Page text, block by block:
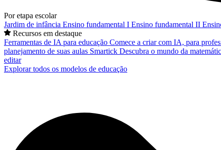
Por etapa escolar
Jardim de infância Ensino fundamental I Ensino fundamental II
Recursos em destaque
Ferramentas de IA para educação Comece a criar com IA, para
planejamento de suas aulas Smartick Descubra o mundo da
editar
Explorar todos os modelos de educação